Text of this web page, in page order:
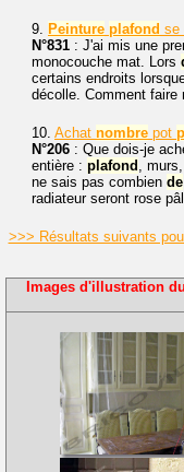
9. Peinture plafond se
N°831 : J'ai mis une
monocouche mat. Lors
certains endroits
décolle. Comment faire
10. Achat nombre pot
N°206 : Que dois-je
entière : plafond ,
ne sais pas combien de
radiateur seront rose
>>> Résultats suivants
Images d'illustration